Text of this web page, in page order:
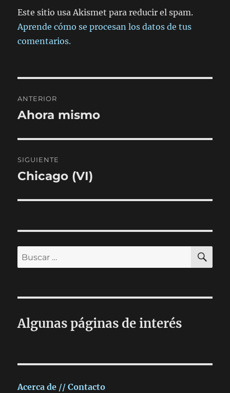
Este sitio usa Akismet para reducir el spam.
Aprende cómo se procesan los datos de tus
comentarios.
de
ANTERIOR
Entrada
Ahora mismo
SIGUIENTE
Entrada
Chicago (VI)
Buscar
por:
Algunas páginas de interés
Acerca de // Contacto